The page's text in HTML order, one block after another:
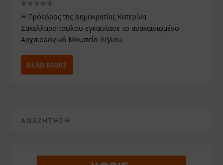
Η Πρόεδρος της Δημοκρατίας Κατερίνα
Σακελλαροπούλου εγκαινίασε το ανακαινισμένο
Αρχαιολογικό Μουσείο Δήλου.
READ MORE